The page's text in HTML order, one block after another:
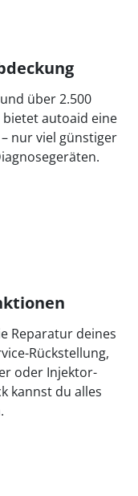
über 2.500
autoaid eine
nur viel günstiger
Reparatur deines
Rückstellung,
oder Injektor-
kannst du alles